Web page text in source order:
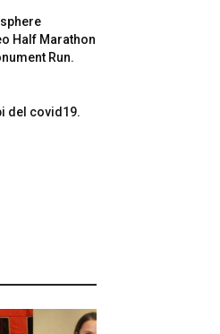
Half Marathon
Run.
del covid19.